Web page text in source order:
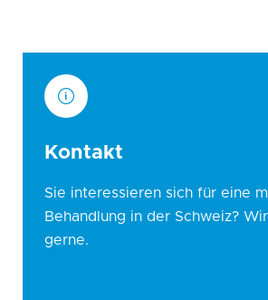
Kontakt
Sie interessieren sich für eine
Behandlung in der Schweiz?
gerne.